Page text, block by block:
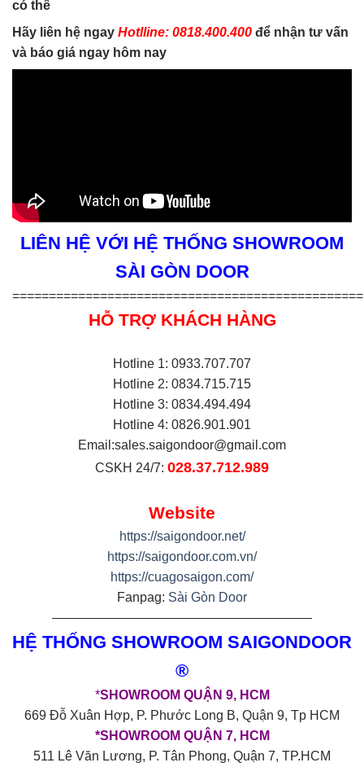
có thể
Hãy liên hệ ngay Hotlline: 0818.400.400 để nhận tư vấn
và báo giá ngay hôm nay
LIÊN HỆ VỚI HỆ THỐNG SHOWROOM
SÀI GÒN DOOR
================================================
HỖ TRỢ KHÁCH HÀNG
Hotline 1: 0933.707.707
Hotline 2: 0834.715.715
Hotline 3: 0834.494.494
Hotline 4: 0826.901.901
Email:sales.saigondoor@gmail.com
CSKH 24/7: 028.37.712.989
Website
https://saigondoor.net/
https://saigondoor.com.vn/
https://cuagosaigon.com/
Fanpag: Sài Gòn Door
————————————————————
HỆ THỐNG SHOWROOM SAIGONDOOR
®
*SHOWROOM QUẬN 9, HCM
669 Đỗ Xuân Hợp, P. Phước Long B, Quận 9, Tp HCM
*SHOWROOM QUẬN 7, HCM
511 Lê Văn Lương, P. Tân Phong, Quận 7, TP.HCM